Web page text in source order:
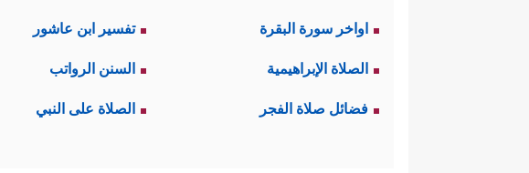
اواخر سورة البقرة تفسير ابن عاشور
الصلاة الإبراهيمية السنن الرواتب
فضائل صلاة الفجر الصلاة على النبي